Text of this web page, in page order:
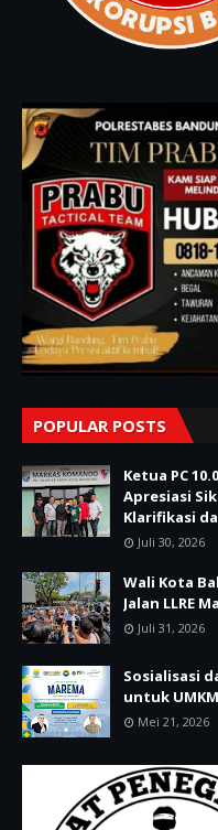
POPULAR POSTS
Ketua PC
Apresiasi
Klarifikasi
Juli 30, 2026
Wali Kota
Jalan LLRE
Juli 31, 2026
Sosialisasi
untuk
Mei 21, 2026